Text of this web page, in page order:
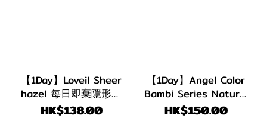
【1Day】Loveil Sheer
hazel 每日即棄隱形眼
鏡 ｜1盒10片
HK$138.00
【1Day】Angel Color
Bambi Series Natural
Nude 每日即棄｜1盒10
HK$150.00